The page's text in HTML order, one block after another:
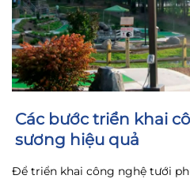
Các bước triển khai
sương hiệu quả
Để triển khai công nghệ tưới